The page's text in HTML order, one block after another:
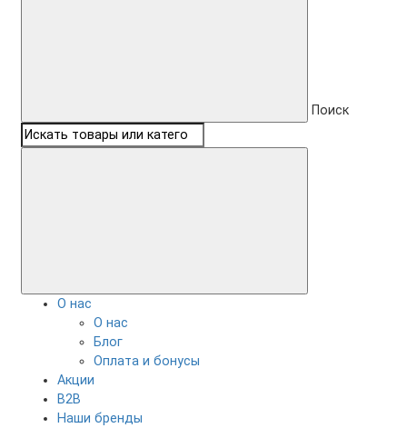
Поиск
О нас
О нас
Блог
Оплата и бонусы
Акции
B2B
Наши бренды